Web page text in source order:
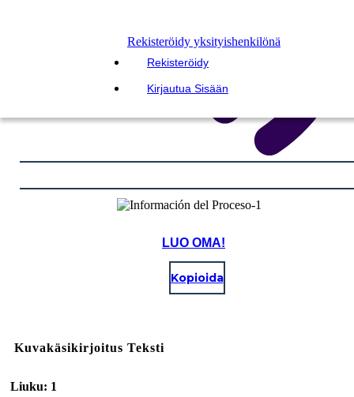
Rekisteröidy yksityishenkilönä
Rekisteröidy
Kirjautua Sisään
LUO OMA!
Kopioida
Kuvakäsikirjoitus Teksti
Liuku: 1